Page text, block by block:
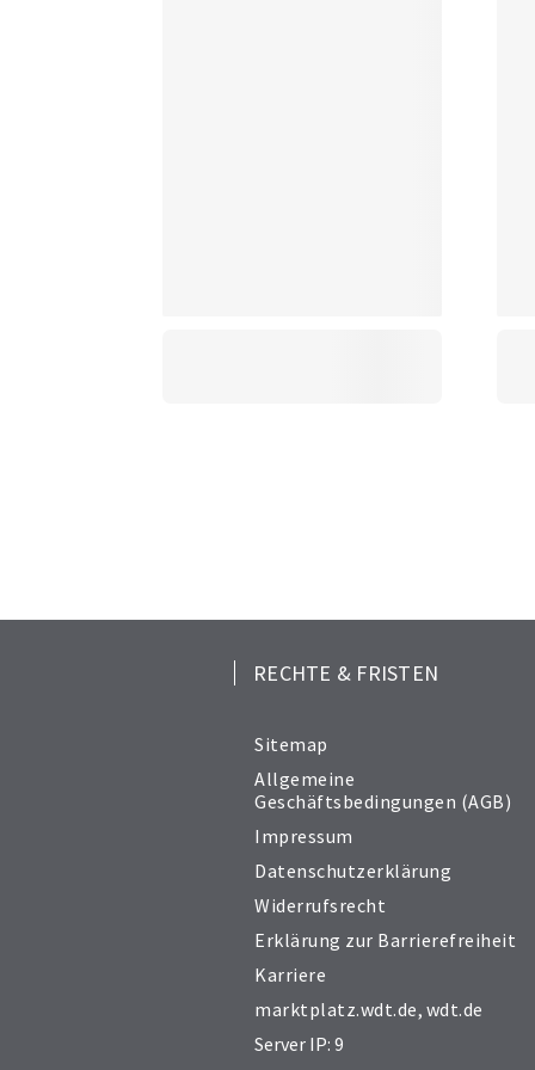
RECHTE & FRISTEN
Sitemap
Allgemeine
Geschäftsbedingungen (AGB)
Impressum
Datenschutzerklärung
Widerrufsrecht
Erklärung zur Barrierefreiheit
Karriere
marktplatz.wdt.de, wdt.de
Server IP: 9